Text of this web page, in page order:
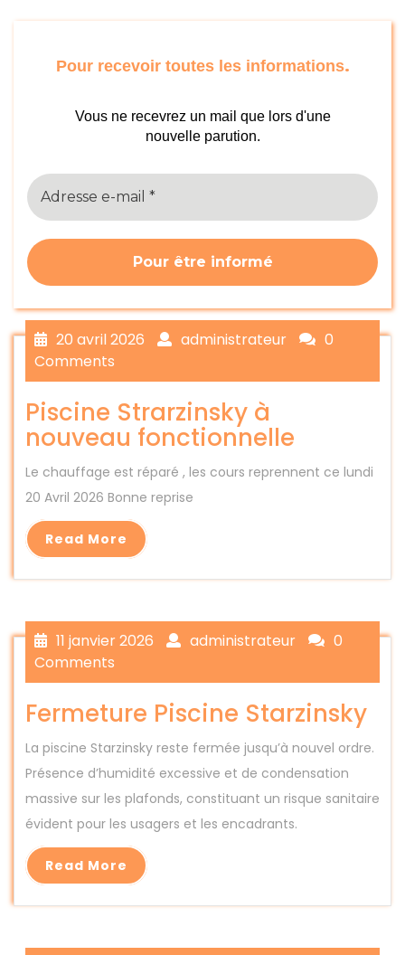
Pour recevoir toutes les informations.
Vous ne recevrez un mail que lors d'une
nouvelle parution.
20 avril 2026 administrateur
0
Comments
Piscine Strarzinsky à
nouveau fonctionnelle
Le chauffage est réparé , les cours reprennent ce lundi
20 Avril 2026 Bonne reprise
Read More
11 janvier 2026 administrateur
0
Comments
Fermeture Piscine Starzinsky
La piscine Starzinsky reste fermée jusqu’à nouvel ordre.
Présence d’humidité excessive et de condensation
massive sur les plafonds, constituant un risque sanitaire
évident pour les usagers et les encadrants.
Read More